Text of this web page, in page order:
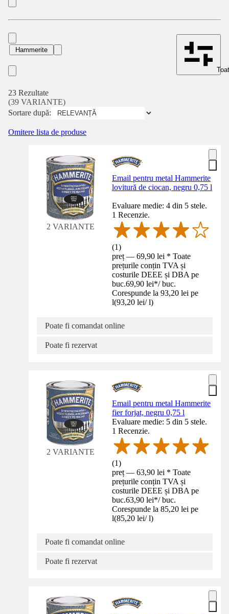
Hammerite
23 Rezultate
(39 VARIANTE)
Sortare după:
Omitere lista de produse
2 VARIANTE
Email pentru metal Hammerite
lovitură de ciocan, negru 0,75 l
Evaluare medie: 4 din 5 stele.
1 Recenzie.
(1)
preț — 69,90 lei * Toate
prețurile conțin TVA și
costurile DEEE și DBA pe
buc.69,90 lei*/ buc.
Corespunde la 93,20 lei pe
l(93,20 lei/ l)
Poate fi comandat online
Poate fi rezervat
2 VARIANTE
Email pentru metal Hammerite
fier forjat, negru 0,75 l
Evaluare medie: 5 din 5 stele.
1 Recenzie.
(1)
preț — 63,90 lei * Toate
prețurile conțin TVA și
costurile DEEE și DBA pe
buc.63,90 lei*/ buc.
Corespunde la 85,20 lei pe
l(85,20 lei/ l)
Poate fi comandat online
Poate fi rezervat